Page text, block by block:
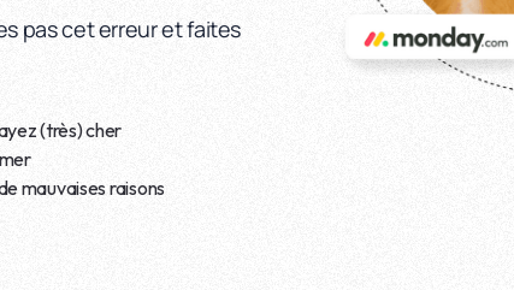
pas cet erreur et faites
(très) cher
mauvaises raisons